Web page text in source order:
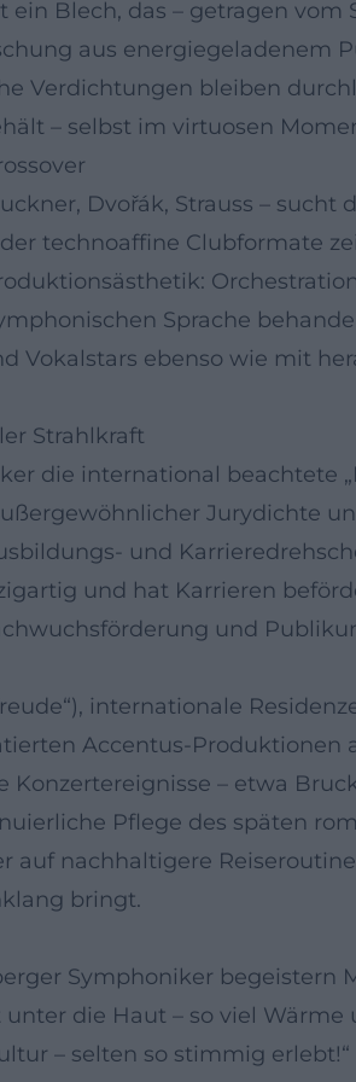
Blech, das – getragen vom
aus energiegeladenem
Verdichtungen bleiben
– selbst im virtuosen
Dvořák, Strauss –
technoaffine Clubformate
Sprache
Vokalstars ebenso wie mit
Strahlkraft
die international beachtete
Jurydichte
und
und hat Karrieren
und
internationale
Accentus-Produktionen
– etwa
Pflege des späten
auf nachhaltigere
bringt.
Symphoniker begeistern
die Haut – so viel
– selten so stimmig